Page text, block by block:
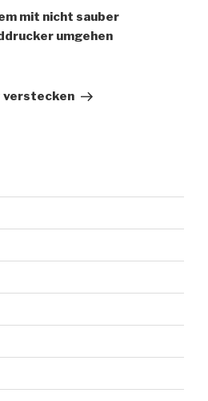
mit nicht sauber
umgehen
verstecken